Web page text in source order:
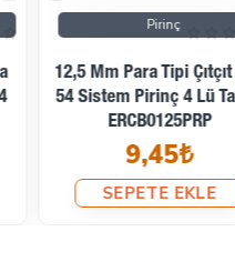
12,5 Mm Para Tipi Çıtçıt Düz
54 Sistem Pirinç 4 Lü Takım
ERCB0125PRP
9,45₺
SEPETE EKLE